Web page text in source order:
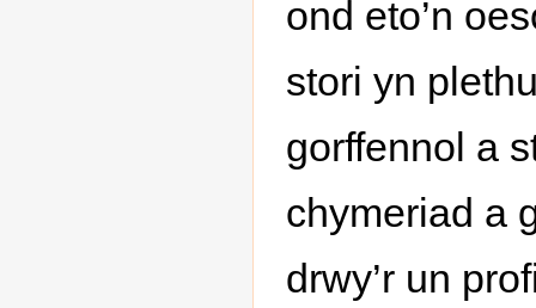
ond eto’n
stori yn
gorffennol a
chymeriad a
drwy’r un